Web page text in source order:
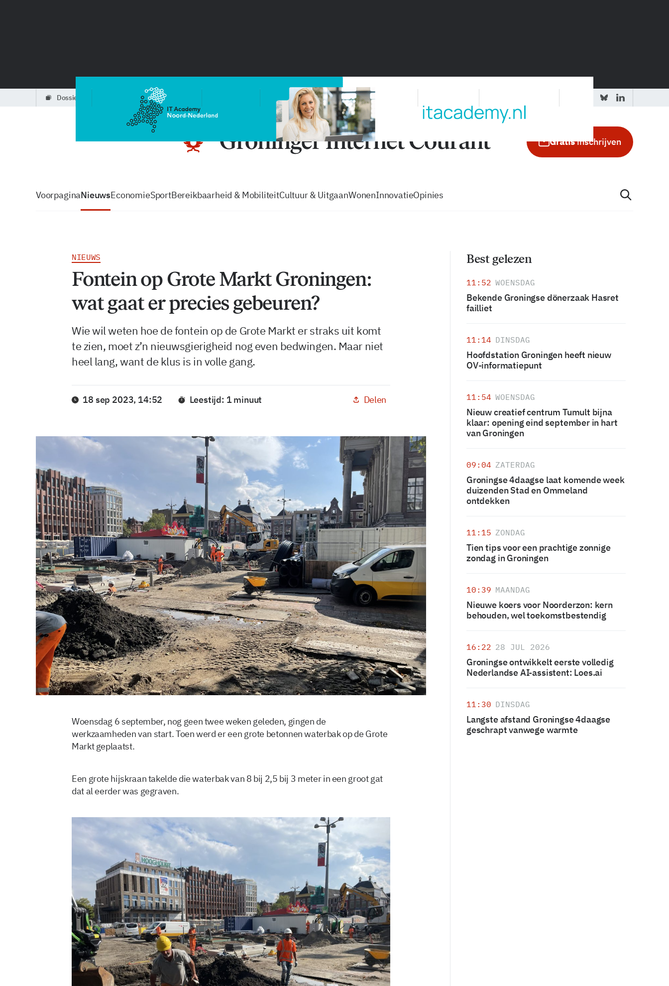
dossiers zo volg je de GIC
Gratisinschrijven
VoorpaginaNieuwsEconomieSportBereikbaarheid & MobiliteitCultuur & UitgaanWonenInnovatieOpinies
NIEUWS
Fontein op Grote Markt Groningen:
wat gaat er precies gebeuren?
Wie wil weten hoe de fontein op de Grote Markt er straks uit komt
te zien, moet z’n nieuwsgierigheid nog even bedwingen. Maar niet
heel lang, want de klus is in volle gang.
18 sep 2023, 14:52 Leestijd: 1 minuut Delen
Woensdag 6 september, nog geen twee weken geleden, gingen de
werkzaamheden van start. Toen werd er een grote betonnen waterbak op de Grote
Markt geplaatst.
Een grote hijskraan takelde die waterbak van 8 bij 2,5 bij 3 meter in een groot gat
dat al eerder was gegraven.
Best gelezen
11:52 WOENSDAG
Bekende Groningse dönerzaak Hasret
failliet
11:14 DINSDAG
Hoofdstation Groningen heeft nieuw
OV-informatiepunt
11:54 WOENSDAG
Nieuw creatief centrum Tumult bijna
klaar: opening eind september in hart
van Groningen
09:04 ZATERDAG
Groningse 4daagse laat komende week
duizenden Stad en Ommeland
ontdekken
11:15 ZONDAG
Tien tips voor een prachtige zonnige
zondag in Groningen
10:39 MAANDAG
Nieuwe koers voor Noorderzon: kern
behouden, wel toekomstbestendig
16:22 28 JUL 2026
Groningse ontwikkelt eerste volledig
Nederlandse AI-assistent: Loes.ai
11:30 DINSDAG
Langste afstand Groningse 4daagse
geschrapt vanwege warmte